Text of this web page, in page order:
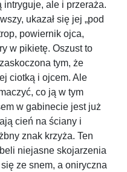
intryguje, ale i przeraża.
ukazał się jej „pod
powiernik ojca,
w pikietę. Oszust to
tym, że
ciotką i ojcem. Ale
co ją w tym
w gabinecie jest już
cień na ściany i
znak krzyża. Ten
niejasne skojarzenia
ze snem, a oniryczna